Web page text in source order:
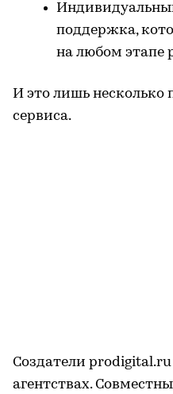
поддержка,
на любом этапе
И это лишь несколько
сервиса.
Создатели
агентствах.